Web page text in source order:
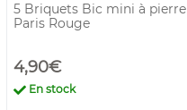
5 Briquets Bic mini à pierre
Paris Rouge
4,90€
En stock